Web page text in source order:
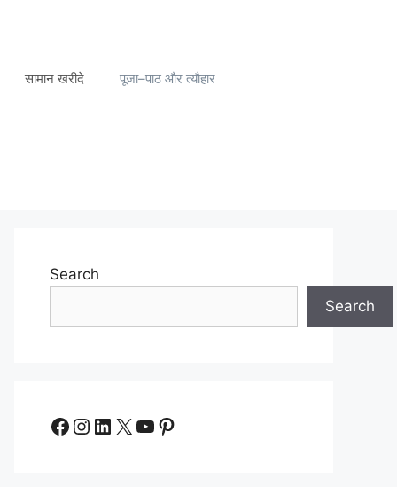
सामान खरीदे पूजा–पाठ और त्यौहार
Search
Search
Facebook
Instagram
LinkedIn
X YouTube
Pinterest